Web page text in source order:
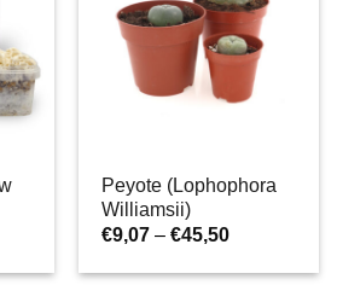
Peyote (Lophophora
Williamsii)
€9,07 – €45,50
bis